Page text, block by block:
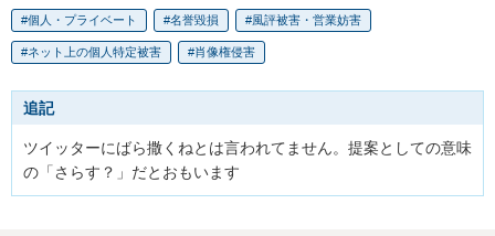
個人・プライベート 名誉毀損 風評被害・営業妨害
ネット上の個人特定被害 肖像権侵害
追記
ツイッターにばら撒くねとは言われてません。提案としての意味
の「さらす？」だとおもいます